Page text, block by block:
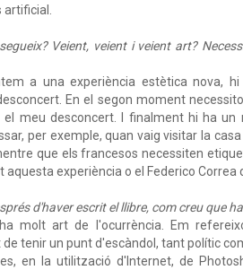
Veient, veient i veient art?
a una experiència estètica nova,
En el segon moment
el meu desconcert. I finalment hi ha
per exemple, quan vaig visitar la
que els francesos necessiten
experiència o el Federico Correa
d'haver escrit el llibre, com creu que
molt art de l'ocurrència. Em
tenir un punt d'escàndol, tant polític
en la utilització d'Internet, de